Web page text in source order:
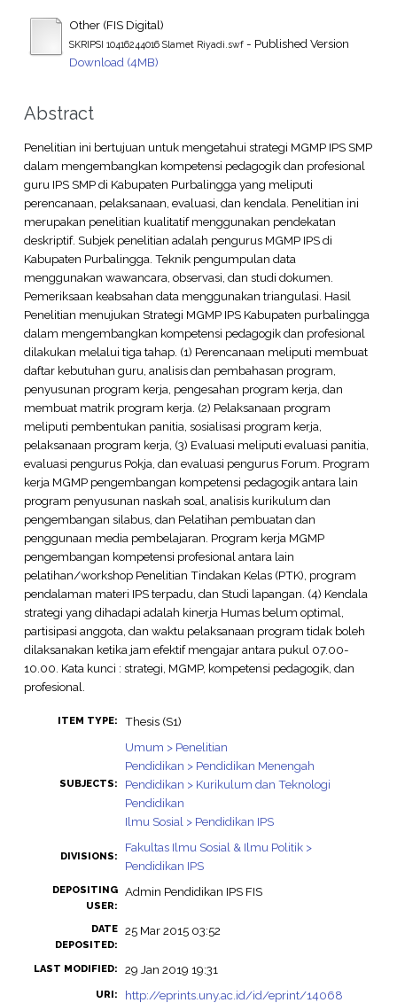
Other (FIS Digital)
SKRIPSI 10416244016 Slamet Riyadi.swf- Published Version
Download (4MB)
Abstract
Penelitian ini bertujuan untuk mengetahui strategi MGMP IPS SMP
dalam mengembangkan kompetensi pedagogik dan profesional
guru IPS SMP di Kabupaten Purbalingga yang meliputi
perencanaan, pelaksanaan, evaluasi, dan kendala. Penelitian ini
merupakan penelitian kualitatif menggunakan pendekatan
deskriptif. Subjek penelitian adalah pengurus MGMP IPS di
Kabupaten Purbalingga. Teknik pengumpulan data
menggunakan wawancara, observasi, dan studi dokumen.
Pemeriksaan keabsahan data menggunakan triangulasi. Hasil
Penelitian menujukan Strategi MGMP IPS Kabupaten purbalingga
dalam mengembangkan kompetensi pedagogik dan profesional
dilakukan melalui tiga tahap. (1) Perencanaan meliputi membuat
daftar kebutuhan guru, analisis dan pembahasan program,
penyusunan program kerja, pengesahan program kerja, dan
membuat matrik program kerja. (2) Pelaksanaan program
meliputi pembentukan panitia, sosialisasi program kerja,
pelaksanaan program kerja, (3) Evaluasi meliputi evaluasi panitia,
evaluasi pengurus Pokja, dan evaluasi pengurus Forum. Program
kerja MGMP pengembangan kompetensi pedagogik antara lain
program penyusunan naskah soal, analisis kurikulum dan
pengembangan silabus, dan Pelatihan pembuatan dan
penggunaan media pembelajaran. Program kerja MGMP
pengembangan kompetensi profesional antara lain
pelatihan/workshop Penelitian Tindakan Kelas (PTK), program
pendalaman materi IPS terpadu, dan Studi lapangan. (4) Kendala
strategi yang dihadapi adalah kinerja Humas belum optimal,
partisipasi anggota, dan waktu pelaksanaan program tidak boleh
dilaksanakan ketika jam efektif mengajar antara pukul 07.00-
10.00. Kata kunci : strategi, MGMP, kompetensi pedagogik, dan
profesional.
ITEM TYPE: Thesis (S1)
SUBJECTS:
Umum > Penelitian
Pendidikan > Pendidikan Menengah
Pendidikan > Kurikulum dan Teknologi
Pendidikan
Ilmu Sosial > Pendidikan IPS
DIVISIONS:
Fakultas Ilmu Sosial & Ilmu Politik >
Pendidikan IPS
DEPOSITING
USER:
Admin Pendidikan IPS FIS
DATE
DEPOSITED:
25 Mar 2015 03:52
LAST MODIFIED: 29 Jan 2019 19:31
URI: http://eprints.uny.ac.id/id/eprint/14068